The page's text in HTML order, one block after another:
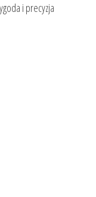
i precyzja